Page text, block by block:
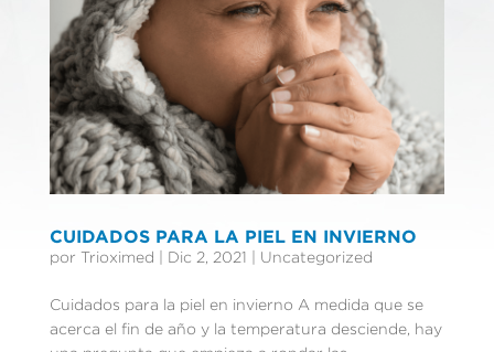
CUIDADOS PARA LA PIEL EN INVIERNO
por Trioximed Dic 2, 2021 Uncategorized
Cuidados para la piel en invierno A medida que se
acerca el fin de año y la temperatura desciende, hay